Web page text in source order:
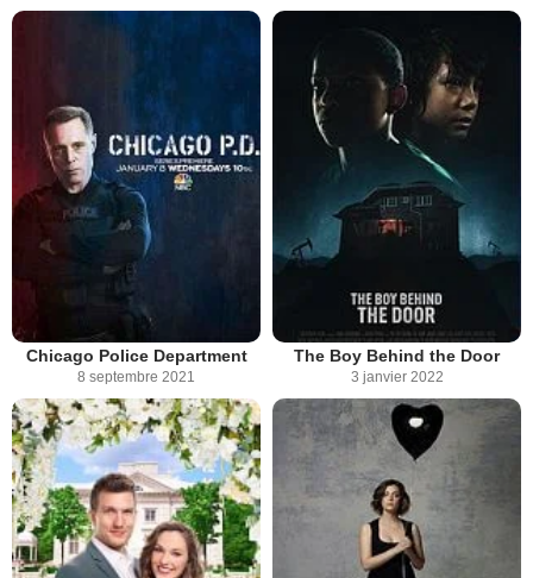
Chicago Police Department
8 septembre 2021
The Boy Behind the Door
3 janvier 2022